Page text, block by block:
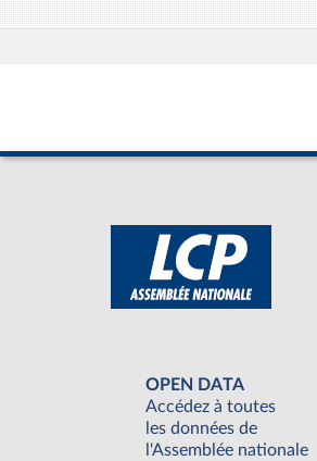
OPEN DATA
Accédez à toutes
les données de
l'Assemblée nationale